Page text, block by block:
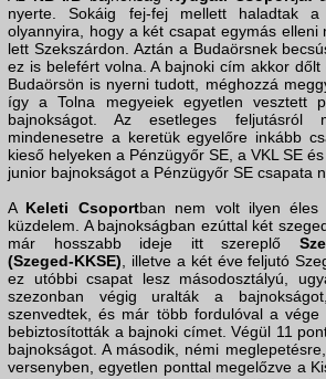
nyerte. Sokáig fej-fej mellett haladtak a
olyannyira, hogy a két csapat egymás elleni
lett Szekszárdon. Aztán a Budaörsnek
ez is belefért volna. A bajnoki cím akkor
Budaörsön is nyerni tudott, méghozzá
így a Tolna megyeiek egyetlen vesztett
bajnokságot. Az esetleges feljutásról
mindenesetre a keretük egyelőre inkább
kieső helyeken a Pénzügyőr SE, a VKL SE
junior bajnokságot a Pénzügyőr SE csapata
A Keleti Csoportban nem volt ilyen
küzdelem. A bajnokságban ezúttal két
már hosszabb ideje itt szereplő
(Szeged-KKSE), illetve a két éve feljutó
ez utóbbi csapat lesz másodosztályú,
szezonban végig uralták a
szenvedtek, és már több fordulóval a vége
bebiztosították a bajnoki címet. Végül 11
bajnokságot. A második, némi
versenyben, egyetlen ponttal megelőzve a